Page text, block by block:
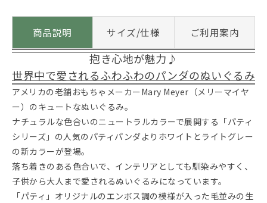
商品説明 サイズ/仕様 ご利用案内
抱き心地が魅力♪
世界中で愛されるふわふわのパンダのぬいぐるみ
アメリカの老舗おもちゃメーカーMary Meyer（メリーマイヤ
ー）のキュートなぬいぐるみ。
ナチュラルな色合いのニュートラルカラーで展開する「パティ
シリーズ」の人気のパティパンダよりホワイトとライトグレー
の新カラーが登場。
落ち着きのある色合いで、インテリアとしても馴染みやすく、
子供から大人まで愛されるぬいぐるみになっています。
「パティ」オリジナルのエンボス調の模様が入った毛並みの生